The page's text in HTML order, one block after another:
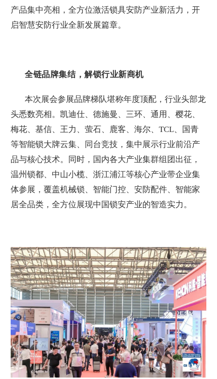
产品集中亮相，全方位激活锁具安防产业新活力，开
启智慧安防行业全新发展篇章。
全链品牌集结，解锁行业新商机
本次展会参展品牌梯队堪称年度顶配，行业头部龙
头悉数亮相。 凯迪仕、德施曼、三环、通用、樱花、
梅花、基信、王力、萤石、鹿客、海尔、TCL、国青
等智能锁大牌云集、同台竞技，集中展示行业前沿产
品与核心技术。同时，国内各大产业集群组团出征，
温州锁都、 中山小榄、浙江浦江等核心产业带企业集
体参展，覆盖机械锁、智能门控、安防配件、智能家
居全品类，全方位展现中国锁安产业的智造实力。